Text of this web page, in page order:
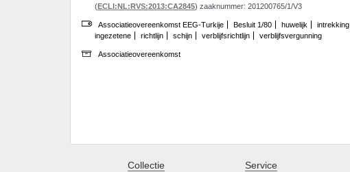
(ECLI:NL:RVS:2013:CA2845) zaaknummer: 201200765/1/V3
Associatieovereenkomst EEG-Turkije Besluit 1/80 huwelijk intrekking
ingezetene
richtlijn schijn verblijfsrichtlijn verblijfsvergunning
Associatieovereenkomst
Collectie Service